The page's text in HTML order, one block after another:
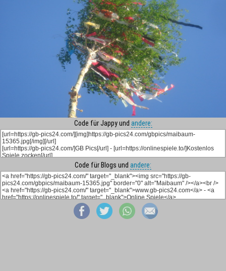
Code für Jappy und andere:
Code für Blogs und andere: